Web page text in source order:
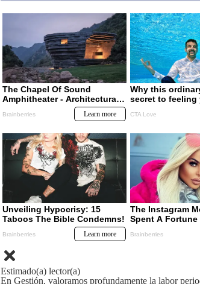
Estimado(a) lector(a)
En Gestión, valoramos profundamente la labor